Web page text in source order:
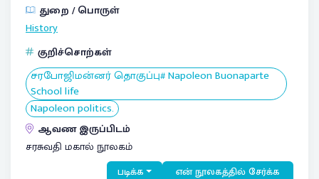
துறை / பொருள்
History
குறிச்சொற்கள்
சரபோஜிமன்னர் தொகுப்பு# Napoleon Buonaparte
School life
Napoleon politics.
ஆவண இருப்பிடம்
சரசுவதி மகால் நூலகம்
படிக்க என் நூலகத்தில் சேர்க்க